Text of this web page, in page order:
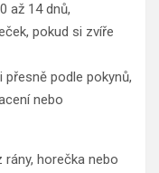
až 14 dnů,
pokud si zvíře
podle pokynů,
nebo
horečka nebo